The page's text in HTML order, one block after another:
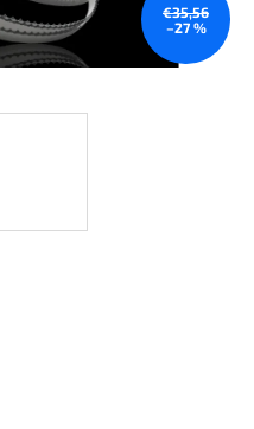
€35,56
–27 %